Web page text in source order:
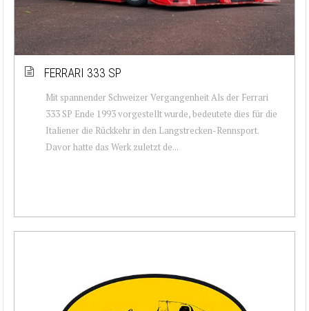
FERRARI 333 SP
Mit spannender Schweizer Vergangenheit Als der Ferrari
333 SP Ende 1993 vorgestellt wurde, bedeutete dies für die
Italiener die Rückkehr in den Langstrecken-Rennsport.
Davor hatte das Werk zuletzt de...